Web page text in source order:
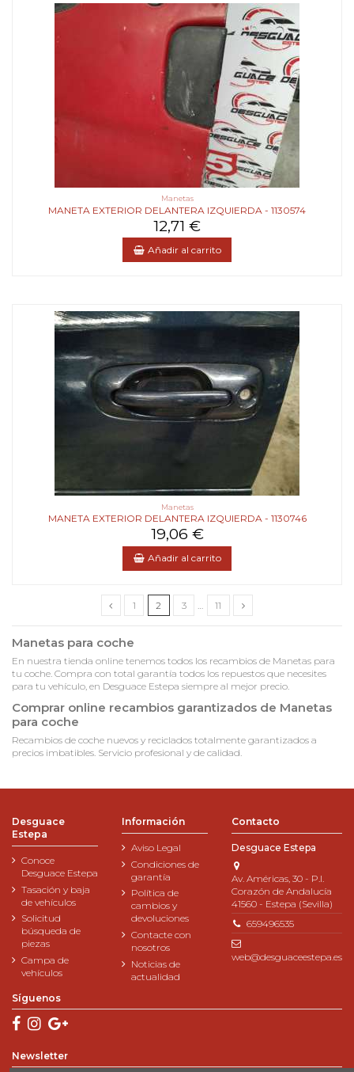
Manetas
MANETA EXTERIOR DELANTERA IZQUIERDA - 1130574
12,71 €
Añadir al carrito
Manetas
MANETA EXTERIOR DELANTERA IZQUIERDA - 1130746
19,06 €
Añadir al carrito
1 2 3 11
Manetas para coche
En nuestra tienda online tenemos todos los recambios de Manetas para
tu coche. Compra con total garantía todos los repuestos que necesites
para tu vehículo, en Desguace Estepa siempre al mejor precio.
Comprar online recambios garantizados de Manetas
para coche
Recambios de coche nuevos y reciclados totalmente garantizados a
precios imbatibles. Servicio profesional y de calidad.
Desguace
Estepa
Conoce
Desguace Estepa
Tasación y baja
de vehículos
Solicitud
búsqueda de
piezas
Campa de
vehículos
Información
Aviso Legal
Condiciones de
garantía
Política de
cambios y
devoluciones
Contacte con
nosotros
Noticias de
actualidad
Contacto
Desguace Estepa
Av. Américas, 30 - P.I.
Corazón de Andalucía
41560 - Estepa (Sevilla)
659496535
web@desguaceestepa.es
Síguenos
Newsletter